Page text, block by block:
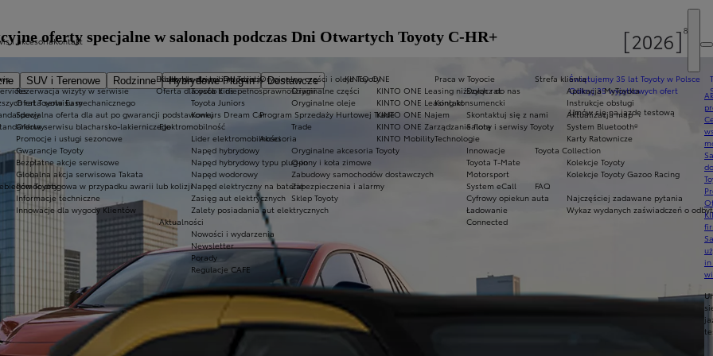
SUV i Terenowe Rodzinne Hybrydowe Plug-in
Dostawcze
Ekobonus dla hybryd Toyoty
Oferta dla osób z niepełnosprawnościami
Świętujemy 35 lat Toyoty w Polsce
Odkryj 35 wyjątkowych ofert
Umów się na jazdę testową
Toyoty
Kluby dla dzieci i młodzieży
Toyota Kids
Toyota Juniors
Konkurs Dream Car
Elektromobilność
Lider elektromobilności
Napęd hybrydowy
Napęd hybrydowy typu plug-in
Napęd wodorowy
Napęd elektryczny na baterię
Zasięg aut elektrycznych
Zalety posiadania aut elektrycznych
Aktualności
Nowości i wydarzenia
Newsletter
Porady
Regulacje CAFE
Praca w Toyocie
Dołącz do nas
Kontakt
Skontaktuj się z nami
Salony i serwisy Toyoty
Technologie
Innowacje
Toyota T-Mate
Motorsport
System eCall
Cyfrowy opiekun auta
Ładowanie
Connected
rat Toyota Easy
KINTO ONE
KINTO ONE Leasing niższych rat
KINTO ONE Leasing konsumencki
KINTO ONE Najem
KINTO ONE Zarządzanie flotą
KINTO Mobility
i akcesoria
Rezerwacja wizyty w serwisie
Oferta serwisu mechanicznego
Specjalna oferta dla aut po gwarancji podstawowej
Oferta serwisu blacharsko-lakierniczego
Promocje i usługi sezonowe
Gwarancje Toyoty
Bezpłatne akcje serwisowe
Globalna akcja serwisowa Takata
Pomoc drogowa w przypadku awarii lub kolizji
Informacje techniczne
Innowacje dla wygody Klientów
Oryginalne części i oleje Toyoty
Oryginalne części
Oryginalne oleje
Program Sprzedaży Hurtowej Trade
Trade
Akcesoria
Oryginalne akcesoria Toyoty
Opony i koła zimowe
Zabudowy samochodów dostawczych
Zabezpieczenia i alarmy
Sklep Toyoty
Strefa klienta
Aplikacja MyToyota
Instrukcje obsługi
Aktualizacja map
System Bluetooth®
Karty Ratownicze
Toyota Collection
Kolekcje Toyoty
Kolekcje Toyoty Gazoo Racing
FAQ
Najczęściej zadawane pytania
Wykaz wydanych zaświadczeń o
Kontakt
oferty specjalne w salonach podczas Dni Otwartych Toyoty C-HR+